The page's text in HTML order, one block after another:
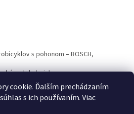
cookie. Ďalším prechádzaním
s ich používaním. Viac
s pohonom – BOSCH,
web hokejshop.eu